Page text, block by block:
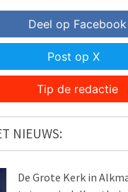
Deel op Facebook
Post op X
Tip de redactie
NIEUWS:
De Grote Kerk in